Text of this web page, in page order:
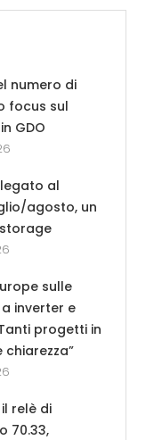
numero di
focus sul
GDO
al
agosto, un
sulle
a inverter e
progetti in
chiarezza”
relè di
70.33,